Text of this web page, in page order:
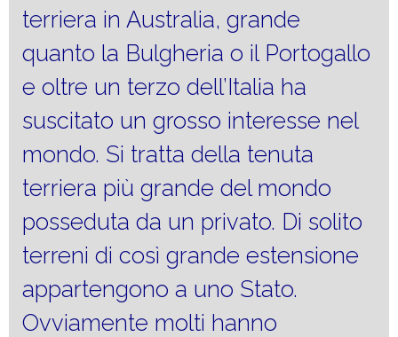
terriera in Australia, grande
quanto la Bulgheria o il Portogallo
e oltre un terzo dell’Italia ha
suscitato un grosso interesse nel
mondo. Si tratta della tenuta
terriera più grande del mondo
posseduta da un privato. Di solito
terreni di così grande estensione
appartengono a uno Stato.
Ovviamente molti hanno